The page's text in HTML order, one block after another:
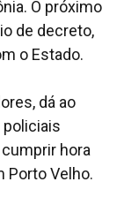
O próximo
de decreto,
o Estado.
dá ao
policiais
hora
Porto Velho.